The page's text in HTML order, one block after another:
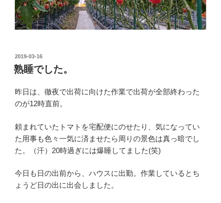
投
稿
日:
2019-03-16
熟睡でした。
昨日は、徹夜で出荷に向けた作業で出荷が全部終わった
のが12時直前。
頼まれていたトマトを宅配便にのせたり、気になってい
た用事も色々一気に済ませたら周りの景色は真っ暗でし
た。（汗）20時過ぎには爆睡してました(笑)
今日も日の出前から、ハウスに出勤。作業しているとち
ょうど日の出に出会しました。